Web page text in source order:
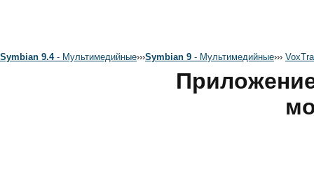
Symbian 9.4- Мультимедийные›››Symbian 9 - Мультимедийные›››